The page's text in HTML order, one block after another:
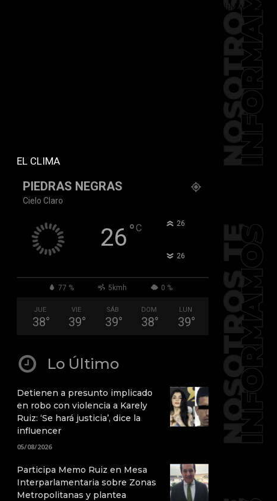
EL CLIMA
PIEDRAS NEGRAS
Cielo Claro
26°C 26
26
77 % 5kmh 0 %
JUE
38°
VIE
39°
SÁB
39°
DOM
38°
LUN
39°
Lo Último
Detienen a presunto implicado
en robo con violencia a Karely
Ruiz: ‘Se hará justicia’, dice la
influencer
05/08/2026
Participa Memo Ruiz en Mesa
Interparlamentaria sobre Zonas
Metropolitanas y plantea